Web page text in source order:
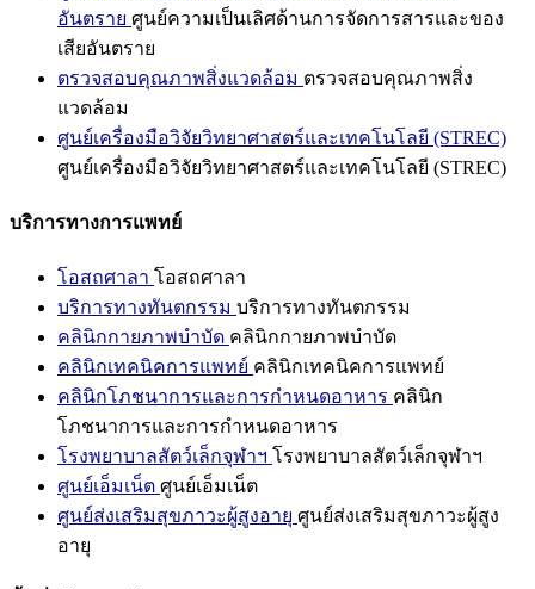
อันตราย ศูนย์ความเป็นเลิศด้านการจัดการสารและของ
เสียอันตราย
ตรวจสอบคุณภาพสิ่งแวดล้อม ตรวจสอบคุณภาพสิ่ง
แวดล้อม
ศูนย์เครื่องมือวิจัยวิทยาศาสตร์และเทคโนโลยี (STREC)
ศูนย์เครื่องมือวิจัยวิทยาศาสตร์และเทคโนโลยี (STREC)
บริการทางการแพทย์
โอสถศาลา โอสถศาลา
บริการทางทันตกรรม บริการทางทันตกรรม
คลินิกกายภาพบำบัด คลินิกกายภาพบำบัด
คลินิกเทคนิคการแพทย์ คลินิกเทคนิคการแพทย์
คลินิกโภชนาการและการกำหนดอาหาร คลินิก
โภชนาการและการกำหนดอาหาร
โรงพยาบาลสัตว์เล็กจุฬาฯ โรงพยาบาลสัตว์เล็กจุฬาฯ
ศูนย์เอ็มเน็ต ศูนย์เอ็มเน็ต
ศูนย์ส่งเสริมสุขภาวะผู้สูงอายุ ศูนย์ส่งเสริมสุขภาวะผู้สูง
อายุ